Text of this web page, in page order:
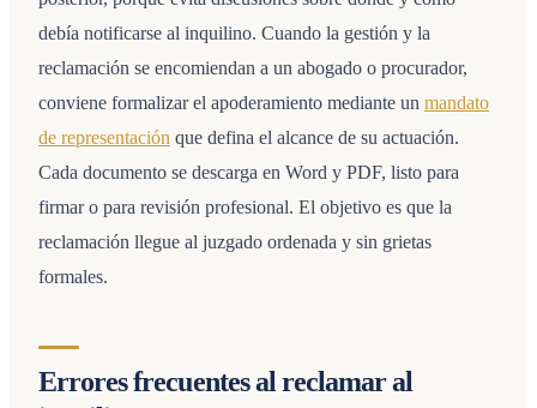
debía notificarse al inquilino. Cuando la gestión y la
reclamación se encomiendan a un abogado o procurador,
conviene formalizar el apoderamiento mediante un mandato
de representación que defina el alcance de su actuación.
Cada documento se descarga en Word y PDF, listo para
firmar o para revisión profesional. El objetivo es que la
reclamación llegue al juzgado ordenada y sin grietas
formales.
Errores frecuentes al reclamar al